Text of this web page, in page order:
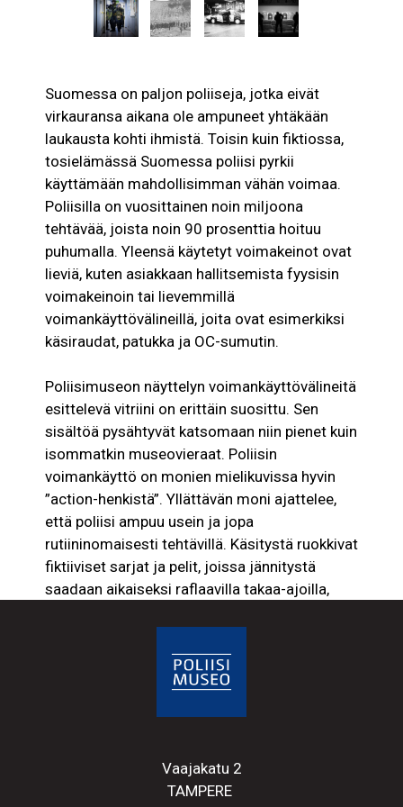
Suomessa on paljon poliiseja, jotka eivät
virkauransa aikana ole ampuneet yhtäkään
laukausta kohti ihmistä. Toisin kuin fiktiossa,
tosielämässä Suomessa poliisi pyrkii
käyttämään mahdollisimman vähän voimaa.
Poliisilla on vuosittainen noin miljoona
tehtävää, joista noin 90 prosenttia hoituu
puhumalla. Yleensä käytetyt voimakeinot ovat
lieviä, kuten asiakkaan hallitsemista fyysisin
voimakeinoin tai lievemmillä
voimankäyttövälineillä, joita ovat esimerkiksi
käsiraudat, patukka ja OC-sumutin.
Poliisimuseon näyttelyn voimankäyttövälineitä
esittelevä vitriini on erittäin suosittu. Sen
sisältöä pysähtyvät katsomaan niin pienet kuin
isommatkin museovieraat. Poliisin
voimankäyttö on monien mielikuvissa hyvin
”action-henkistä”. Yllättävän moni ajattelee,
että poliisi ampuu usein ja jopa
rutiininomaisesti tehtävillä. Käsitystä ruokkivat
fiktiiviset sarjat ja pelit, joissa jännitystä
saadaan aikaiseksi raflaavilla takaa-ajoilla,
kynnyksellä tilanteista, joissa poliisi on
joutunut käyttämään ampuma-asetta.
Itsenäisen Suomen poliisilla on aina ollut
voimankäyttövälineitä. Vuonna 1918 miekka
Vaajakatu 2
TAMPERE